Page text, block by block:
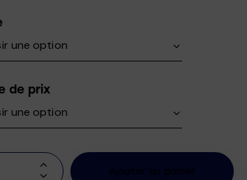
de prix
Ajouter au panier